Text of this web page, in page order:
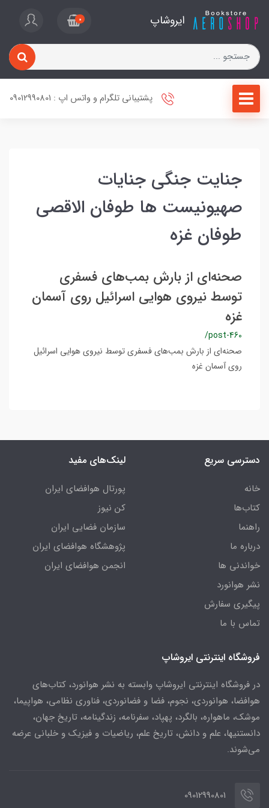
ایروشاپ 0
پشتیبانی تلگرام و واتس اپ : 09012990801
جنایت جنگی جنایات
صهیونیست ها طوفان الاقصی
طوفان غزه
صحنه‌ای از بارش بمب‌های فسفری
توسط نیروی هوایی اسرائیل روی آسمان
غزه
/post-460
صحنه‌ای از بارش بمب‌های فسفری توسط نیروی هوایی اسرائیل
روی آسمان غزه
دسترسی سریع
خانه
کتاب‌ها
راهنما
درباره ما
خواندنی ها
نشر هوانورد
پیگیری سفارش
تماس با ما
لینک‌های مفید
پورتال هوافضای ایران
کن نیوز
سازمان فضایی ایران
پژوهشگاه هوافضای ایران
انجمن هوافضای ایران
فروشگاه اینترنتی ایروشاپ
در فروشگاه اینترنتی ایروشاپ وابسته به نشر هوانورد، کتاب‌های
هوافضا، هوانوردی، نجوم، فضا و فضانوردی، فناوری نظامی، هواپیما،
موشک، ماهواره، بالگرد، پهپاد، سفرنامه، زندگینامه، تاریخ جهان،
دانستنیها، علم و دانش، تاریخ علم، ریاضیات و فیزیک و خلبانی عرضه
می‌شوند.
09012990801